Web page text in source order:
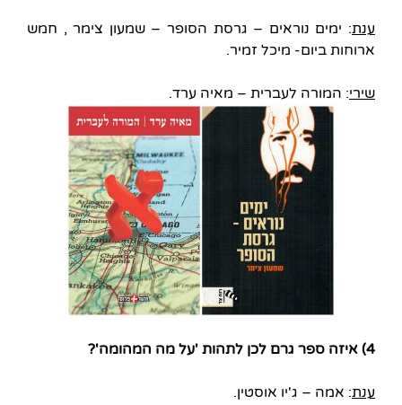
ענת: ימים נוראים – גרסת הסופר – שמעון צימר , חמש
ארוחות ביום- מיכל זמיר.
שירי: המורה לעברית – מאיה ערד.
4) איזה ספר גרם לכן לתהות 'על מה המהומה'?
ענת: אמה – ג'יו אוסטין.